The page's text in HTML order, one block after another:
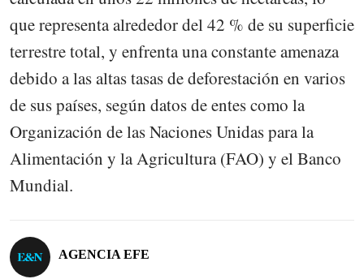
que representa alrededor del 42 % de su superficie
terrestre total, y enfrenta una constante amenaza
debido a las altas tasas de deforestación en varios
de sus países, según datos de entes como la
Organización de las Naciones Unidas para la
Alimentación y la Agricultura (FAO) y el Banco
Mundial.
AGENCIA EFE